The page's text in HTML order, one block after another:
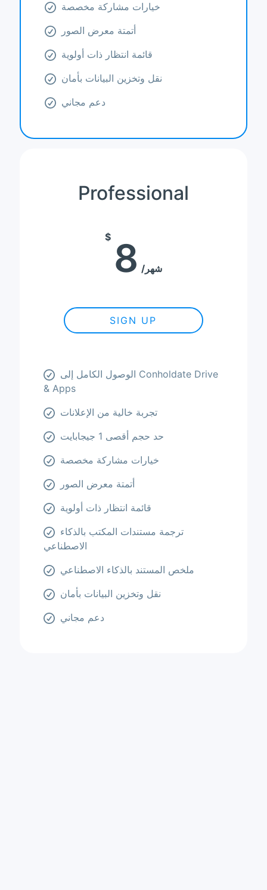
خيارات مشاركة مخصصة
أتمتة معرض الصور
قائمة انتظار ذات أولوية
نقل وتخزين البيانات بأمان
دعم مجاني
Professional
$ 8 شهر
SIGN UP
& Apps
تجربة خالية من الإعلانات
حد حجم أقصى 1 جيجابايت
خيارات مشاركة مخصصة
أتمتة معرض الصور
قائمة انتظار ذات أولوية
الاصطناعي
ملخص المستند بالذكاء الاصطناعي
نقل وتخزين البيانات بأمان
دعم مجاني